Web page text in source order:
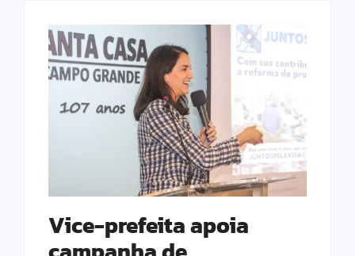
Vice-prefeita apoia